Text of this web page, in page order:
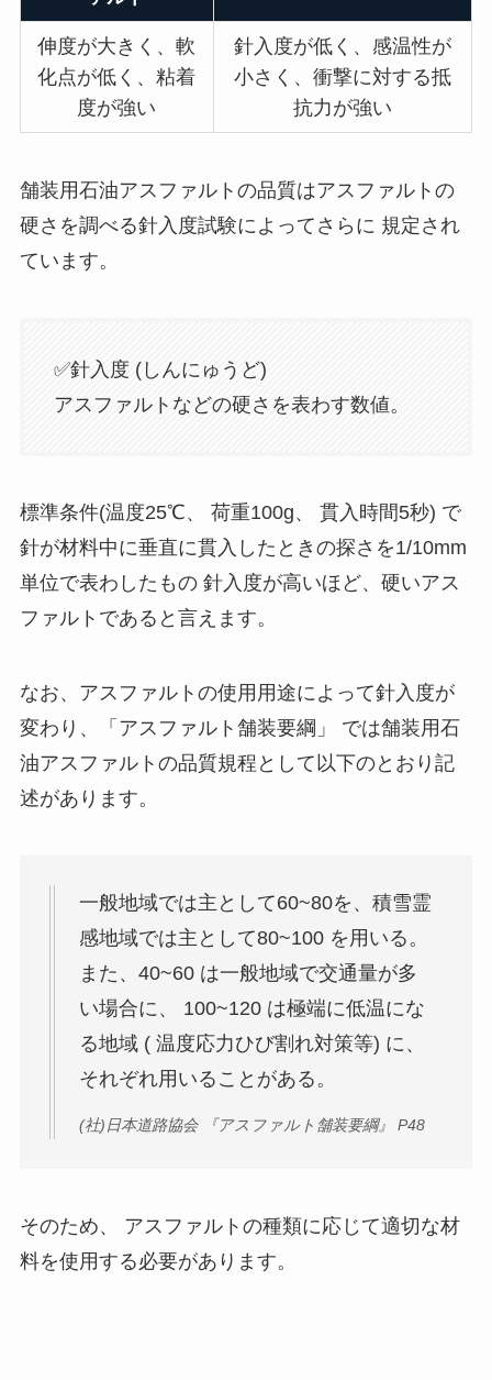
伸度が大きく、軟
化点が低く、粘着
度が強い
針入度が低く、感温性が
小さく、衝撃に対する抵
抗力が強い
舗装用石油アスファルトの品質はアスファルトの
硬さを調べる針入度試験によってさらに 規定され
ています。
✅針入度 (しんにゅうど)
アスファルトなどの硬さを表わす数値。
標準条件(温度25℃、 荷重100g、 貫入時間5秒) で
針が材料中に垂直に貫入したときの探さを1/10mm
単位で表わしたもの 針入度が高いほど、硬いアス
ファルトであると言えます。
なお、アスファルトの使用用途によって針入度が
変わり、「アスファルト舗装要綱」 では舗装用石
油アスファルトの品質規程として以下のとおり記
述があります。
一般地域では主として60~80を、積雪霊
感地域では主として80~100 を用いる。
また、40~60 は一般地域で交通量が多
い場合に、 100~120 は極端に低温にな
る地域 ( 温度応力ひび割れ対策等) に、
それぞれ用いることがある。
(社)日本道路協会 『アスファルト舗装要綱』 P48
そのため、 アスファルトの種類に応じて適切な材
料を使用する必要があります。